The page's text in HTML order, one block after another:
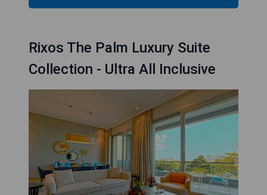
Rixos The Palm Luxury Suite
Collection - Ultra All Inclusive